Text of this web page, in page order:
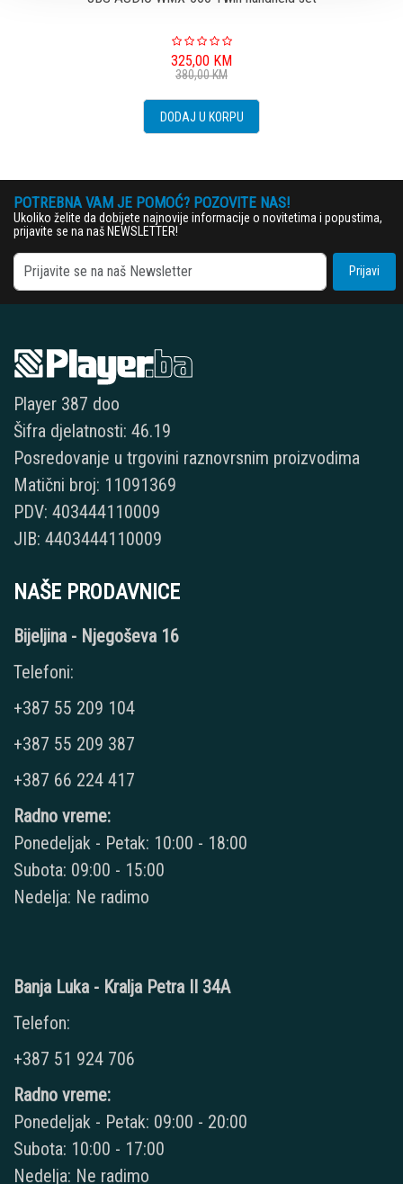
325,00 KM
380,00KM
DODAJ U KORPU
POTREBNA VAM JE POMOĆ? POZOVITE NAS!
Ukoliko želite da dobijete najnovije informacije o novitetima i popustima,
prijavite se na naš NEWSLETTER!
Prijavi
Player 387 doo
Šifra djelatnosti: 46.19
Posredovanje u trgovini raznovrsnim proizvodima
Matični broj: 11091369
PDV: 403444110009
JIB: 4403444110009
NAŠE PRODAVNICE
Bijeljina - Njegoševa 16
Telefoni:
+387 55 209 104
+387 55 209 387
+387 66 224 417
Radno vreme:
Ponedeljak - Petak: 10:00 - 18:00
Subota: 09:00 - 15:00
Nedelja: Ne radimo
Banja Luka - Kralja Petra II 34A
Telefon:
+387 51 924 706
Radno vreme:
Ponedeljak - Petak: 09:00 - 20:00
Subota: 10:00 - 17:00
Nedelja: Ne radimo